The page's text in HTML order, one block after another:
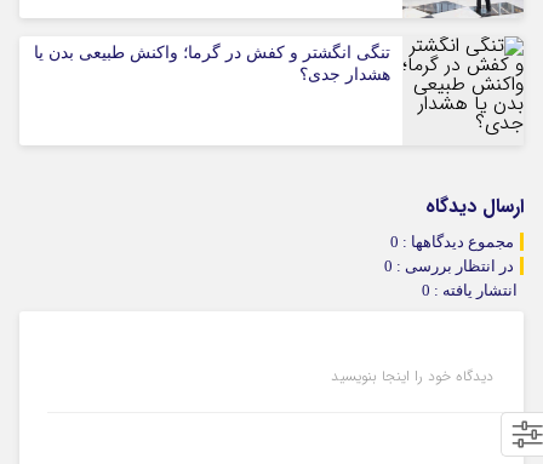
تنگی انگشتر و کفش در گرما؛ واکنش طبیعی بدن یا
هشدار جدی؟
ارسال دیدگاه
مجموع دیدگاهها : 0
در انتظار بررسی : 0
انتشار یافته : 0
دیدگاه خود را اینجا بنویسید